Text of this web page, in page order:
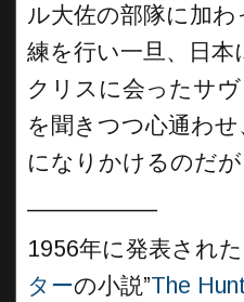
ル大佐の部隊に加
練を行い一旦、日本
クリスに会ったサ
を聞きつつ心通わ
になりかけるのだが
1956年に発表された
ターの小説”The